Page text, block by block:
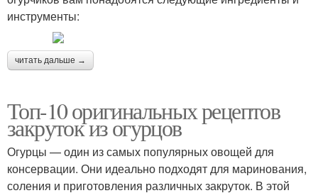
инструменты:
читать дальше →
Топ-10 оригинальных рецептов
закруток из огурцов
Огурцы — один из самых популярных овощей для
консервации. Они идеально подходят для маринования,
соления и приготовления различных закруток. В этой